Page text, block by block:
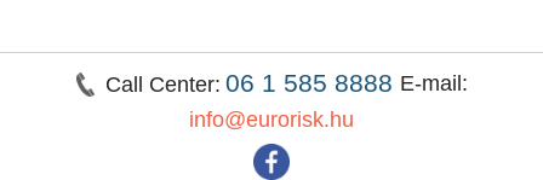
Call Center: 06 1 585 8888 E-mail:
info@eurorisk.hu